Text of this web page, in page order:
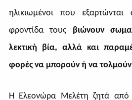
ηλικιωμένοι που
φροντίδα τους βιώνουν
λεκτική βία, αλλά και
φορές να μπορούν ή να
Η Ελεονώρα Μελέτη ζητά από